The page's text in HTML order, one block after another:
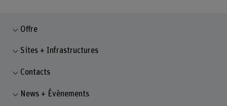
Offre
Sites + Infrastructures
Contacts
News + Évènements